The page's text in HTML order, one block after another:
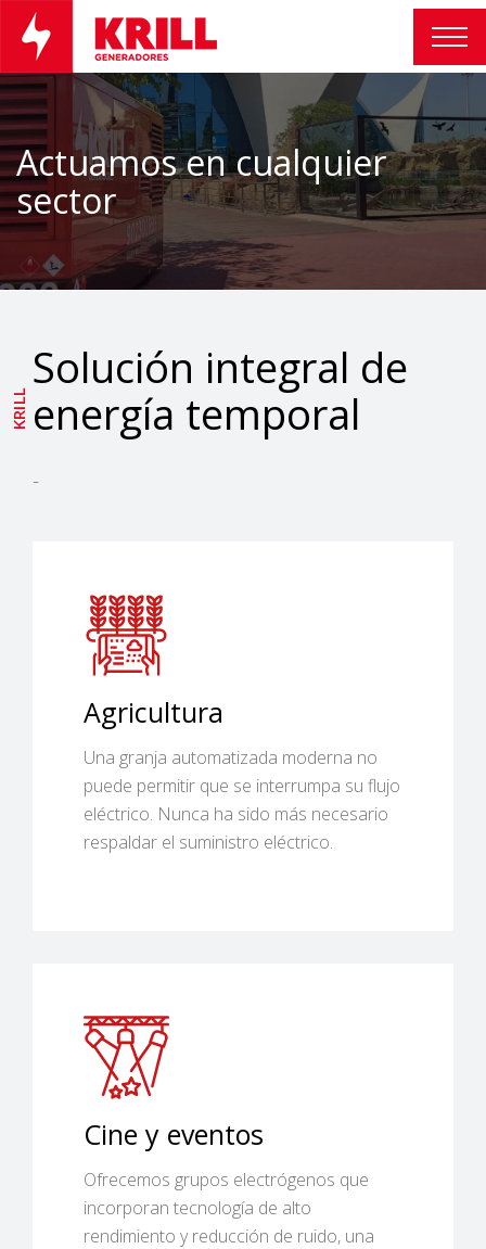
Actuamos en cualquier
sector
KRILL
Solución integral de
energía temporal
-
Agricultura
Una granja automatizada moderna no
puede permitir que se interrumpa su flujo
eléctrico. Nunca ha sido más necesario
respaldar el suministro eléctrico.
Cine y eventos
Ofrecemos grupos electrógenos que
incorporan tecnología de alto
rendimiento y reducción de ruido, una